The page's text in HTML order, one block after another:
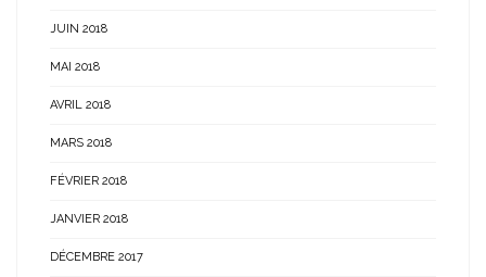
JUIN 2018
MAI 2018
AVRIL 2018
MARS 2018
FÉVRIER 2018
JANVIER 2018
DÉCEMBRE 2017